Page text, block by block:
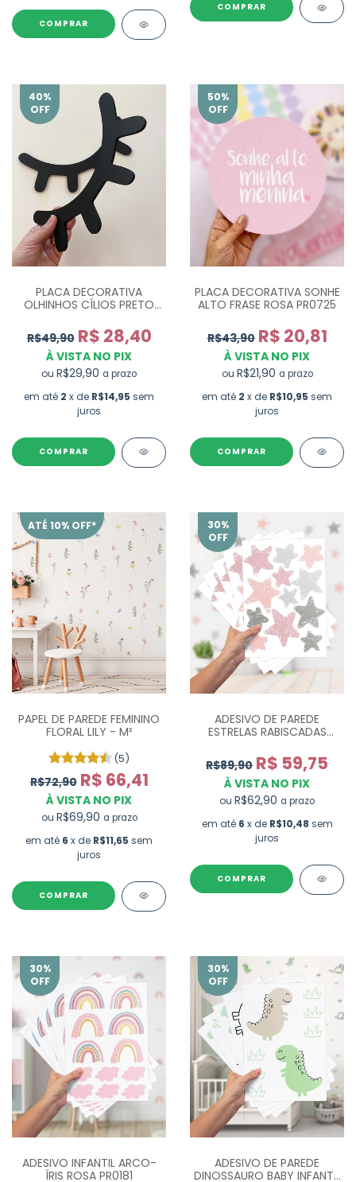
COMPRAR
COMPRAR
40%
OFF
PLACA DECORATIVA
OLHINHOS CÍLIOS PRETO
R$49,90 R$ 28,40
À VISTA NO PIX
ou R$29,90 a prazo
em até 2 x de R$14,95 sem
juros
50%
OFF
PLACA DECORATIVA SONHE
ALTO FRASE ROSA PR0725
R$43,90 R$ 20,81
À VISTA NO PIX
ou R$21,90 a prazo
em até 2 x de R$10,95 sem
juros
ATÉ 10% OFF*
PAPEL DE PAREDE FEMININO
FLORAL LILY - M²
(5)
R$72,90 R$ 66,41
À VISTA NO PIX
ou R$69,90 a prazo
em até 6 x de R$11,65 sem
juros
30%
OFF
ADESIVO DE PAREDE
ESTRELAS RABISCADAS
UN
R$89,90 R$ 59,75
À VISTA NO PIX
ou R$62,90 a prazo
em até 6 x de R$10,48 sem
juros
COMPRAR
30%
OFF
ADESIVO INFANTIL ARCO-
ÍRIS ROSA PR0181
30%
OFF
ADESIVO DE PAREDE
DINOSSAURO BABY INFANTIL